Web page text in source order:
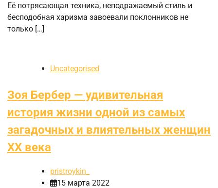
Её потрясающая техника, неподражаемый стиль и
бесподобная харизма завоевали поклонников не
только […]
Uncategorised
Зоя Бербер — удивительная
история жизни одной из самых
загадочных и влиятельных женщин
XX века
pristroykin_
15 марта 2022